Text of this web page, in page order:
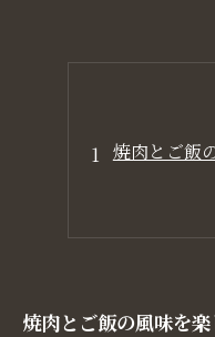
焼肉とご飯
焼肉とご飯の風味を